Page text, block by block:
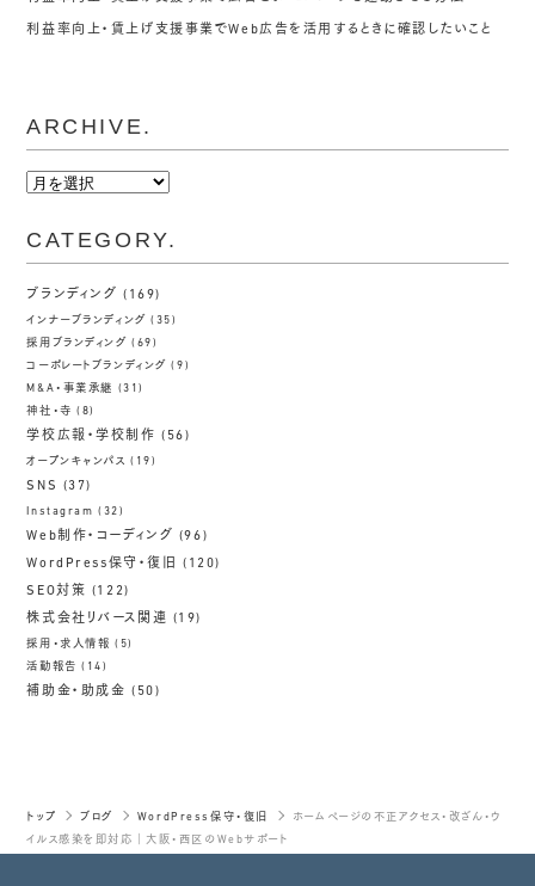
利益率向上・賃上げ支援事業でWeb広告を活用するときに確認したいこと
ARCHIVE.
ARCHIVE.
CATEGORY.
ブランディング (169)
インナーブランディング (35)
採用ブランディング (69)
コーポレートブランディング (9)
M&A・事業承継 (31)
神社・寺 (8)
学校広報・学校制作 (56)
オープンキャンパス (19)
SNS (37)
Instagram (32)
Web制作・コーディング (96)
WordPress保守・復旧 (120)
SEO対策 (122)
株式会社リバース関連 (19)
採用・求人情報 (5)
活動報告 (14)
補助金・助成金 (50)
トップ ブログ WordPress保守・復旧 ホームページの不正アクセス・改ざん・ウ
イルス感染を即対応｜大阪・西区のWebサポート